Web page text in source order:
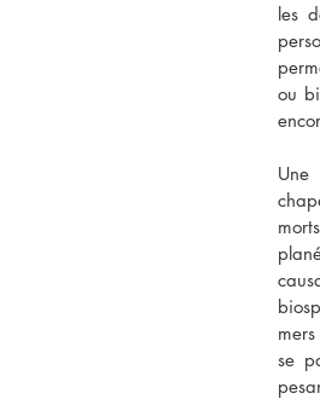
les
ou
Une
se